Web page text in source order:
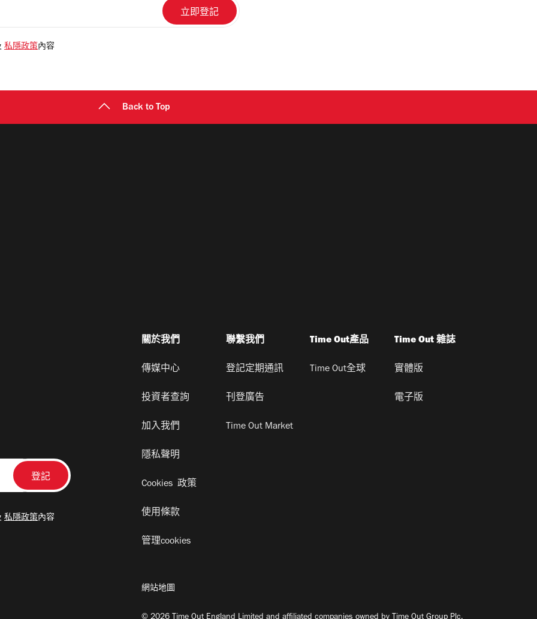
私隱政策 內容
Back to Top
私隱政策內容
關於我們
傳媒中心
投資者查詢
加入我們
隱私聲明
Cookies 政策
使用條款
管理cookies
聯繫我們
登記定期通訊
刊登廣告
Time Out Market
Time Out產品
Time Out全球
Time Out 雜誌
實體版
電子版
網站地圖